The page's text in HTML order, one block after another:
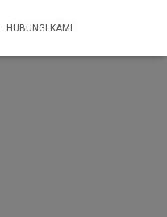
HUBUNGI KAMI